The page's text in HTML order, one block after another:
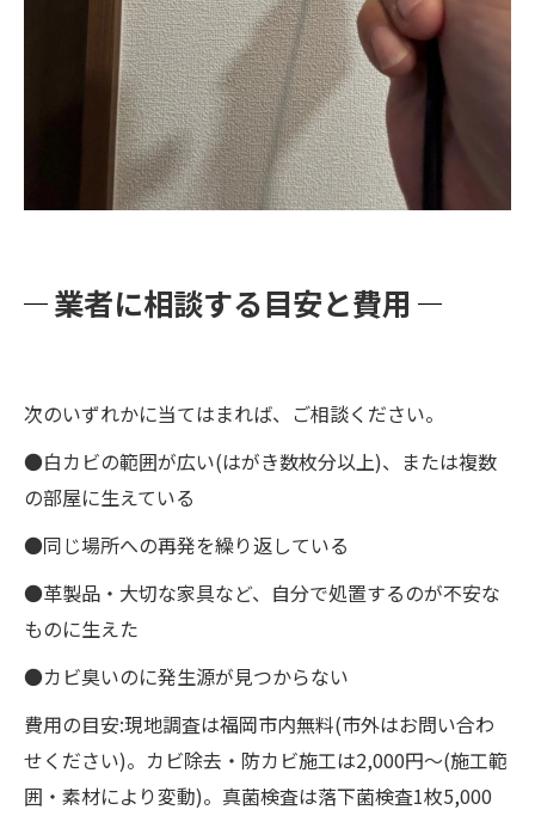
業者に相談する目安と費用
次のいずれかに当てはまれば、ご相談ください。
●白カビの範囲が広い(はがき数枚分以上)、または複数
の部屋に生えている
●同じ場所への再発を繰り返している
●革製品・大切な家具など、自分で処置するのが不安な
ものに生えた
●カビ臭いのに発生源が見つからない
費用の目安:現地調査は福岡市内無料(市外はお問い合わ
せください)。カビ除去・防カビ施工は2,000円〜(施工範
囲・素材により変動)。真菌検査は落下菌検査1枚5,000